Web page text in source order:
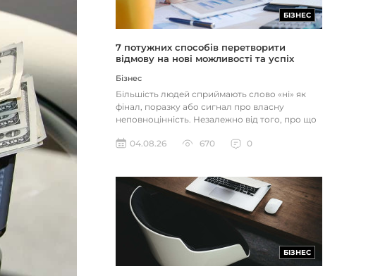
БІЗНЕС
7 потужних способів перетворити
відмову на нові можливості та успіх
Бізнес
Більшість людей сприймають слово «ні» як
фінал, поразку або сигнал про власну
неповноцінність. Незалежно від того, про що
04.08.26
670 0
БІЗНЕС